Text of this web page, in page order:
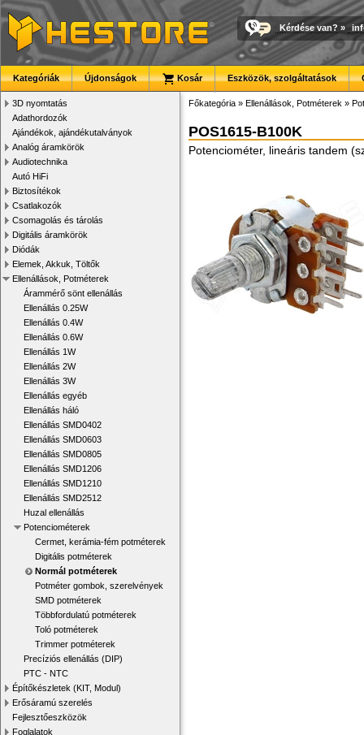
Kérdése van? »
Kategóriák Újdonságok Kosár Eszközök, szolgáltatások
3D nyomtatás
Adathordozók
Ajándékok, ajándékutalványok
Analóg áramkörök
Audiotechnika
Autó HiFi
Biztosítékok
Csatlakozók
Csomagolás és tárolás
Digitális áramkörök
Diódák
Elemek, Akkuk, Töltők
Ellenállások, Potméterek
Árammérő sönt ellenállás
Ellenállás 0.25W
Ellenállás 0.4W
Ellenállás 0.6W
Ellenállás 1W
Ellenállás 2W
Ellenállás 3W
Ellenállás egyéb
Ellenállás háló
Ellenállás SMD0402
Ellenállás SMD0603
Ellenállás SMD0805
Ellenállás SMD1206
Ellenállás SMD1210
Ellenállás SMD2512
Huzal ellenállás
Potenciométerek
Cermet, kerámia-fém potméterek
Digitális potméterek
Normál potméterek
Potméter gombok, szerelvények
SMD potméterek
Többfordulatú potméterek
Toló potméterek
Trimmer potméterek
Precíziós ellenállás (DIP)
PTC - NTC
Építőkészletek (KIT, Modul)
Erősáramú szerelés
Fejlesztőeszközök
Foglalatok
Főkategória » Ellenállások, Potméterek »
POS1615-B100K
Potenciométer, lineáris tandem